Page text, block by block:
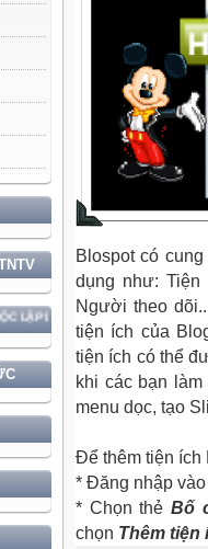
TỘC!
Blospot có
dụng như:
Người theo
tiện ích của
tiện ích có thể
khi các bạn
menu dọc, tạo
Để thêm tiện ích
* Đăng nhập
* Chọn thẻ Bố
chọn Thêm tiện